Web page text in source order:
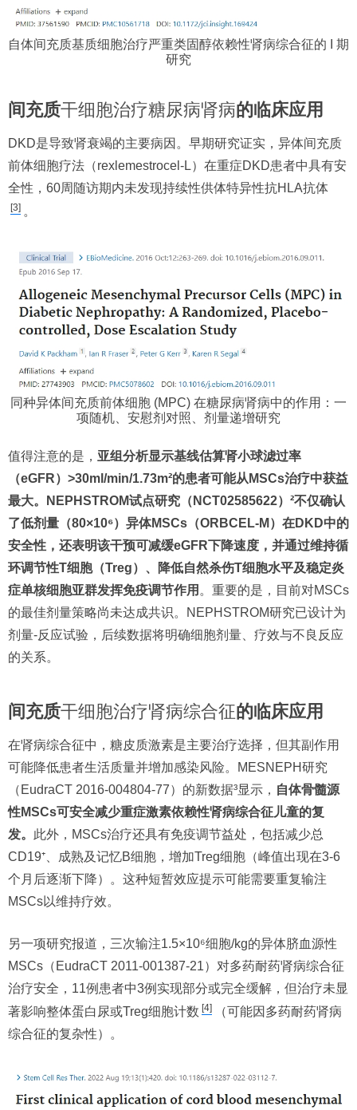
自体间充质基质细胞治疗严重类固醇依赖性肾病综合征的 I 期
研究
间充质干细胞治疗糖尿病肾病的临床应用
DKD是导致肾衰竭的主要病因。早期研究证实，异体间充质
前体细胞疗法（rexlemestrocel-L）在重症DKD患者中具有安
全性，60周随访期内未发现持续性供体特异性抗HLA抗体
[3] 。
同种异体间充质前体细胞 (MPC) 在糖尿病肾病中的作用：一
项随机、安慰剂对照、剂量递增研究
值得注意的是， 亚组分析显示基线估算肾小球滤过率
（eGFR）>30ml/min/1.73m²的患者可能从MSCs治疗中获益
最大。NEPHSTROM试点研究（NCT02585622）²不仅确认
了低剂量（80×10⁶）异体MSCs（ORBCEL-M）在DKD中的
安全性，还表明该干预可减缓eGFR下降速度，并通过维持循
环调节性T细胞（Treg）、降低自然杀伤T细胞水平及稳定炎
症单核细胞亚群发挥免疫调节作用 。重要的是，目前对MSCs
的最佳剂量策略尚未达成共识。NEPHSTROM研究已设计为
剂量-反应试验，后续数据将明确细胞剂量、疗效与不良反应
的关系。
间充质干细胞治疗肾病综合征的临床应用
在肾病综合征中，糖皮质激素是主要治疗选择，但其副作用
可能降低患者生活质量并增加感染风险。MESNEPH研究
（EudraCT 2016-004804-77）的新数据³显示， 自体骨髓源
性MSCs可安全减少重症激素依赖性肾病综合征儿童的复
发。 此外，MSCs治疗还具有免疫调节益处，包括减少总
CD19⁺、成熟及记忆B细胞，增加Treg细胞（峰值出现在3-6
个月后逐渐下降）。这种短暂效应提示可能需要重复输注
MSCs以维持疗效。
另一项研究报道，三次输注1.5×10⁶细胞/kg的异体脐血源性
MSCs（EudraCT 2011-001387-21）对多药耐药肾病综合征
治疗安全，11例患者中3例实现部分或完全缓解，但治疗未显
著影响整体蛋白尿或Treg细胞计数 [4]
（可能因多药耐药肾病
综合征的复杂性）。